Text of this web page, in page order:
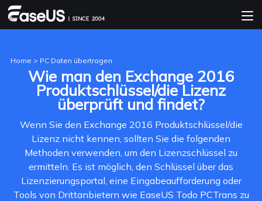
Home > PC Daten übertragen
Wie man den Exchange 2016
Produktschlüssel/die Lizenz
überprüft und findet?
Wenn Sie den Exchange 2016 Produktschlüssel/die
Lizenz nicht kennen, sollten Sie die folgenden
Methoden verwenden, um den Lizenzschlüssel zu
ermitteln. Es ist möglich, den Schlüssel über das
Lizenzierungsportal, eine Eingabeaufforderung oder
Tools von Drittanbietern wie EaseUS Todo PCTrans zu